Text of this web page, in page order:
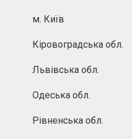
м. Київ
Кіровоградська обл.
Львівська обл.
Одеська обл.
Рівненська обл.